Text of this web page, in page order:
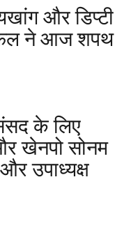
और डिप्टी
ने आज शपथ
संसद के लिए
खेनपो सोनम
उपाध्यक्ष